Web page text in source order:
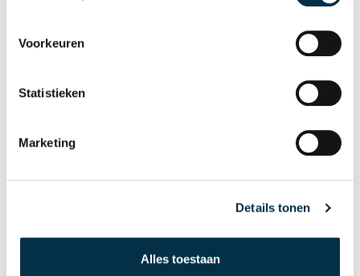
Voorkeuren
Statistieken
Marketing
Details tonen
Alles toestaan
(wetenschappelijke) artikelen en
Lees meer